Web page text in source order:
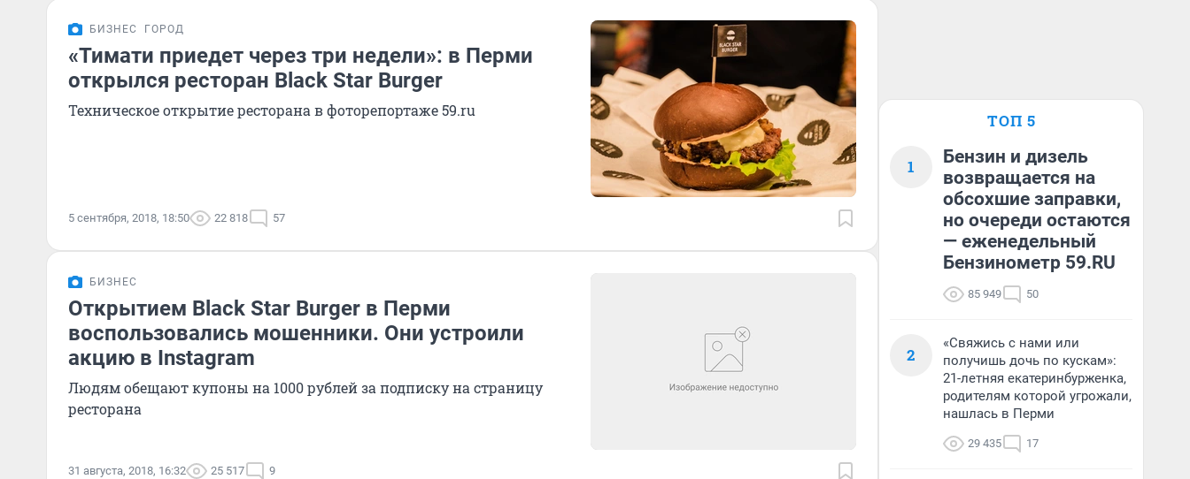
БИЗНЕС ГОРОД
«Тимати приедет через три недели»: в Перми
открылся ресторан Black Star Burger
Техническое открытие ресторана в фоторепортаже 59.ru
5 сентября, 2018, 18:50 22 818 57
БИЗНЕС
Открытием Black Star Burger в Перми
воспользовались мошенники. Они устроили
акцию в Instagram
Людям обещают купоны на 1000 рублей за подписку на страницу
ресторана
31 августа, 2018, 16:32 25 517 9
ТОП 5
1
Бензин и дизель
возвращается на
обсохшие заправки,
но очереди остаются
— еженедельный
Бензинометр 59.RU
85 949 50
2
«Свяжись с нами или
получишь дочь по кускам»:
21-летняя екатеринбурженка,
родителям которой угрожали,
нашлась в Перми
29 435 17